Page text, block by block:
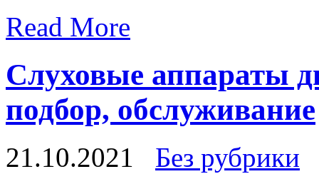
Read More
Слуховые аппараты
подбор, обслуживание
21.10.2021
Без рубрики